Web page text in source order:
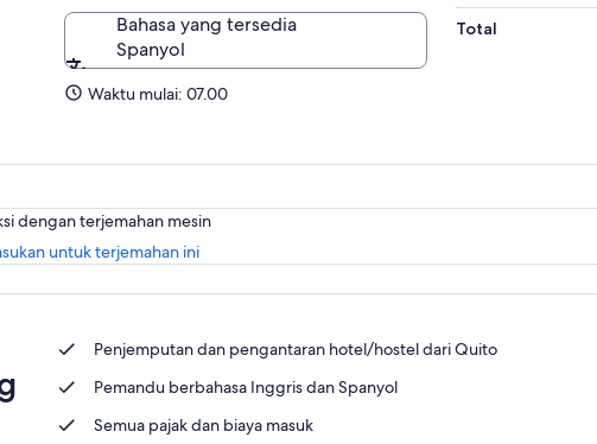
Bahasa yang tersedia
Spanyol
Waktu mulai: 07.00
Total
dengan terjemahan mesin
untuk terjemahan iniBuka
tab
Penjemputan dan pengantaran hotel/hostel dari Quito
Pemandu berbahasa Inggris dan Spanyol
Semua pajak dan biaya masuk